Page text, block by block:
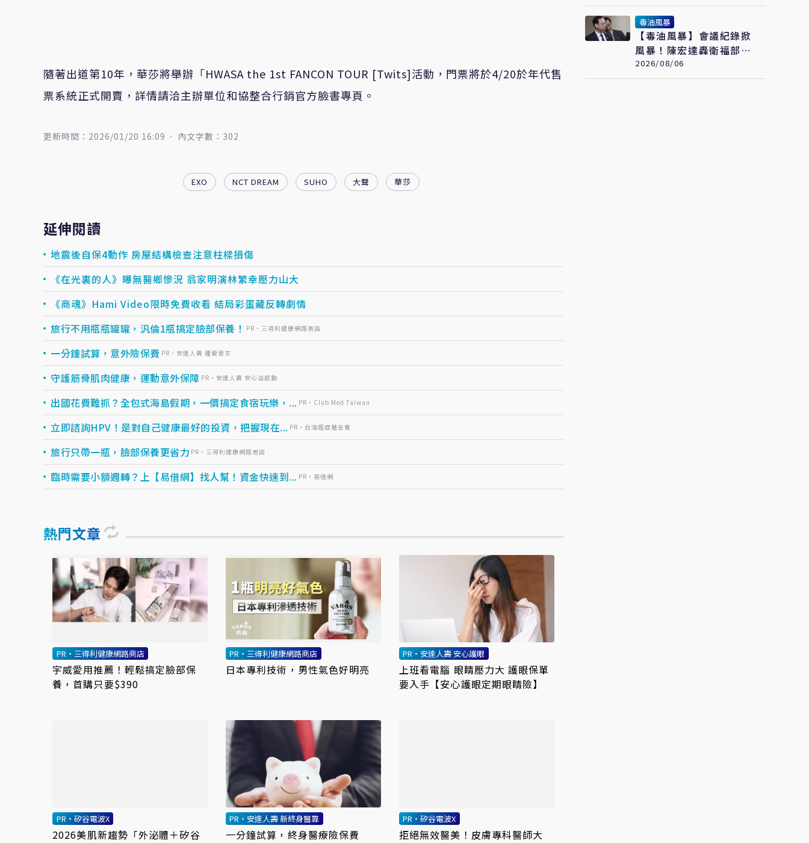
隨著出道第10年，華莎將舉辦「HWASA the 1st FANCON TOUR [Twits]活動，門票將於4/20於年代售
票系統正式開賣，詳情請洽主辦單位和協整合行銷官方臉書專頁。
更新時間：2026/01/20 16:09 內文字數：302
EXO NCT DREAM SUHO 大聲 華莎
延伸閱讀
地震後自保4動作 房屋結構檢查注意柱樑損傷
《在光裏的人》曝無醫鄉慘況 翁家明演林繁幸壓力山大
《商魂》Hami Video限時免費收看 結局彩蛋藏反轉劇情
旅行不用瓶瓶罐罐，汎倫1瓶搞定臉部保養！
PR・三得利健康網路商店
一分鐘試算，意外險保費 PR・安達人壽 鍾愛意生
守護筋骨肌肉健康，運動意外保障 PR・安達人壽 安心溢起動
出國花費難抓？全包式海島假期，一價搞定食宿玩樂，... PR・Club Med Taiwan
立即諮詢HPV！是對自己健康最好的投資，把握現在... PR・台灣癌症基金會
旅行只帶一瓶，臉部保養更省力 PR・三得利健康網路商店
臨時需要小額週轉？上【易借網】找人幫！資金快速到... PR・易借網
熱門文章
PR・三得利健康網路商店
宇威愛用推薦！輕鬆搞定臉部保
養，首購只要$390
PR・三得利健康網路商店
日本專利技術，男性氣色好明亮
PR・安達人壽 安心護眼
上班看電腦 眼睛壓力大 護眼保單
要入手【安心護眼定期眼睛險】
PR・矽谷電波X
2026美肌新趨勢「外泌體＋矽谷
PR・安達人壽 新終身醫靠
一分鐘試算，終身醫療險保費
PR・矽谷電波X
拒絕無效醫美！皮膚專科醫師大
毒油風暴
【毒油風暴】會議紀錄掀
風暴！陳宏達轟衛福部
「先有結論再找證據」
3大爭議直指決策核心
2026/08/06